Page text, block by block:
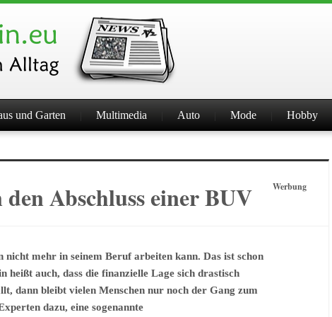
und Garten Multimedia Auto Mode Hobby
Abschluss einer BUV Werbung
nicht mehr in seinem Beruf arbeiten kann. Das ist schon
heißt auch, dass die finanzielle Lage sich drastisch
dann bleibt vielen Menschen nur noch der Gang zum
dazu, eine sogenannte